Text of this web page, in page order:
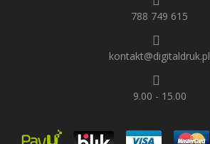
788 749 615
kontakt@digitaldruk.pl
9.00 - 15.00